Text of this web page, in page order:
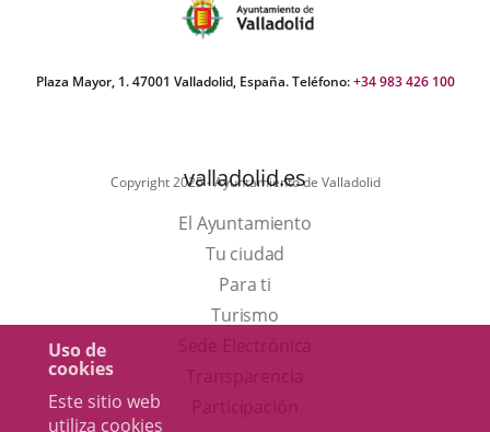
Uso de
cookies
Este sitio web
utiliza cookies
Plaza Mayor, 1. 47001 Valladolid, España. Teléfono:+34 983 426 100
Copyright 2025 - Ayuntamiento de Valladolid
valladolid.es
El Ayuntamiento
Tu ciudad
Para ti
TurismoEste